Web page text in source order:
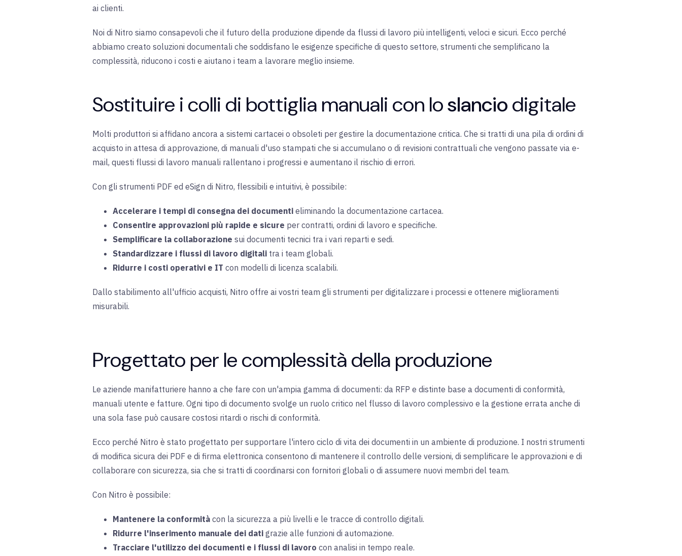
ai clienti.
Noi di Nitro siamo consapevoli che il futuro della produzione dipende da flussi di lavoro più intelligenti, veloci e sicuri. Ecco perché
abbiamo creato soluzioni documentali che soddisfano le esigenze specifiche di questo settore, strumenti che semplificano la
complessità, riducono i costi e aiutano i team a lavorare meglio insieme.
Sostituire i colli di bottiglia manuali con loslanciodigitale
Molti produttori si affidano ancora a sistemi cartacei o obsoleti per gestire la documentazione critica. Che si tratti di una pila di ordini di
acquisto in attesa di approvazione, di manuali d'uso stampati che si accumulano o di revisioni contrattuali che vengono passate via e-
mail, questi flussi di lavoro manuali rallentano i progressi e aumentano il rischio di errori.
Con gli strumenti PDF ed eSign di Nitro, flessibili e intuitivi, è possibile:
Accelerare i tempi di consegna dei documenti eliminando la documentazione cartacea.
Consentire approvazioni più rapide e sicure per contratti, ordini di lavoro e specifiche.
Semplificare la collaborazione sui documenti tecnici tra i vari reparti e sedi.
Standardizzare i flussi di lavoro digitali tra i team globali.
Ridurre i costi operativi e IT con modelli di licenza scalabili.
Dallo stabilimento all'ufficio acquisti, Nitro offre ai vostri team gli strumenti per digitalizzare i processi e ottenere miglioramenti
misurabili.
Progettato per le complessità della produzione
Le aziende manifatturiere hanno a che fare con un'ampia gamma di documenti: da RFP e distinte base a documenti di conformità,
manuali utente e fatture. Ogni tipo di documento svolge un ruolo critico nel flusso di lavoro complessivo e la gestione errata anche di
una sola fase può causare costosi ritardi o rischi di conformità.
Ecco perché Nitro è stato progettato per supportare l'intero ciclo di vita dei documenti in un ambiente di produzione. I nostri strumenti
di modifica sicura dei PDF e di firma elettronica consentono di mantenere il controllo delle versioni, di semplificare le approvazioni e di
collaborare con sicurezza, sia che si tratti di coordinarsi con fornitori globali o di assumere nuovi membri del team.
Con Nitro è possibile:
Mantenere la conformità con la sicurezza a più livelli e le tracce di controllo digitali.
Ridurre l'inserimento manuale dei dati grazie alle funzioni di automazione.
Tracciare l'utilizzo dei documenti e i flussi di lavoro con analisi in tempo reale.